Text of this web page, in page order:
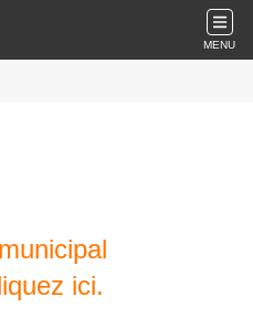
MENU
ici.